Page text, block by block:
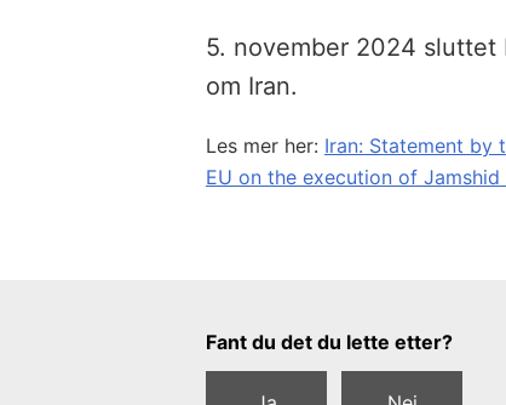
5. november 2024
om Iran.
Les mer her: Iran: Statement by
EU on the execution of
Tilbakemeldingsskjema
Fant du det du lette etter?